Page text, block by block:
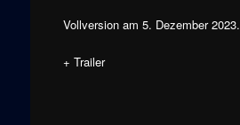
Vollversion am 5. Dezember 2023.
+ Trailer